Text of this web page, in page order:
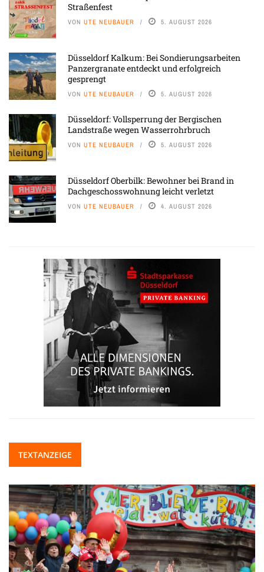
Straßenfest
VON UTE NEUBAUER 5. AUGUST 2026
Düsseldorf Kalkum: Bei Sondierungsarbeiten
Panzergranate entdeckt und erfolgreich
gesprengt
VON UTE NEUBAUER 5. AUGUST 2026
Düsseldorf: Vollsperrung der Bergischen
Landstraße wegen Wasserrohrbruch
VON UTE NEUBAUER 5. AUGUST 2026
Düsseldorf Oberbilk: Bewohner bei Brand in
Dachgeschosswohnung leicht verletzt
VON UTE NEUBAUER 4. AUGUST 2026
TEXTANZEIGE